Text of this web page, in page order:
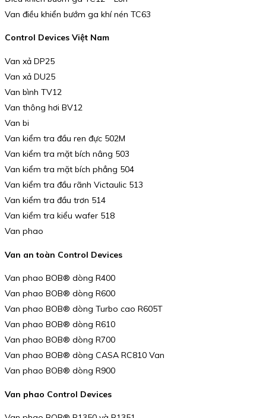
Van điều khiển bướm ga khí nén TC63
Control Devices Việt Nam
Van xả DP25
Van xả DU25
Van bình TV12
Van thông hơi BV12
Van bi
Van kiểm tra đầu ren đực 502M
Van kiểm tra mặt bích nâng 503
Van kiểm tra mặt bích phẳng 504
Van kiểm tra đầu rãnh Victaulic 513
Van kiểm tra đầu trơn 514
Van kiểm tra kiểu wafer 518
Van phao
Van an toàn Control Devices
Van phao BOB® dòng R400
Van phao BOB® dòng R600
Van phao BOB® dòng Turbo cao R605T
Van phao BOB® dòng R610
Van phao BOB® dòng R700
Van phao BOB® dòng CASA RC810 Van
Van phao BOB® dòng R900
Van phao Control Devices